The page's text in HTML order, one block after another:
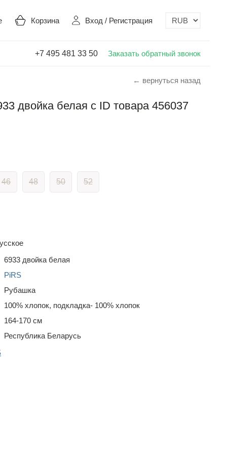
Корзина Вход / Регистрация
+7 495 481 33 50 Заказать обратный звонок
← вернуться назад
двойка белая с ID товара 456037
46 48 50 52
6933 двойка белая
PiRS
Рубашка
100% хлопок, подкладка- 100% хлопок
164-170 см
Республика Беларусь